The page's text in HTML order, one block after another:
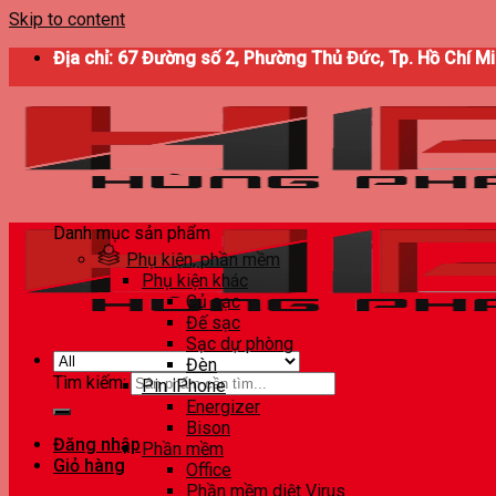
Skip to content
Địa chỉ: 67 Đường số 2, Phường Thủ Đức, Tp. Hồ Chí
Tìm kiếm:
Đăng nhập
Giỏ hàng
Danh mục sản phẩm
Phụ kiện, phần mềm
Phụ kiện khác
Củ sạc
Đế sạc
Sạc dự phòng
Đèn
Pin iPhone
Energizer
Bison
Phần mềm
Office
Phần mềm diệt Virus